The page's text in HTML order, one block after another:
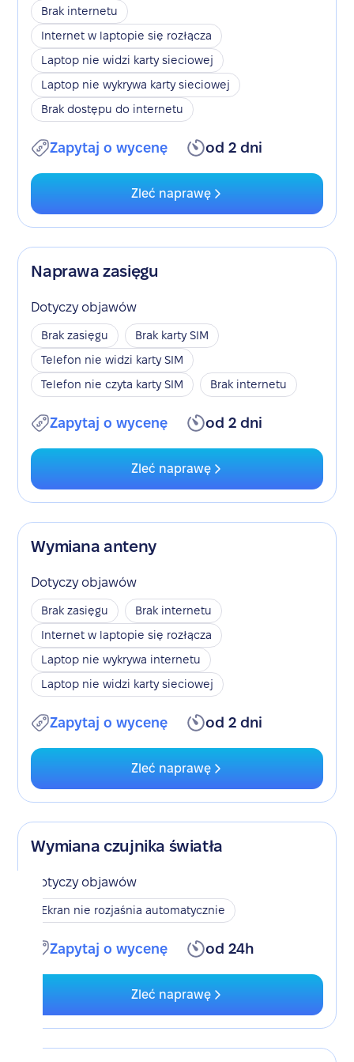
Brak internetu
Internet w laptopie się rozłącza
Laptop nie widzi karty sieciowej
Laptop nie wykrywa karty sieciowej
Brak dostępu do internetu
Zapytaj o wycenę od 2 dni
Zleć naprawę
Naprawa zasięgu
Dotyczy objawów
Brak zasięgu
Brak karty SIM
Telefon nie widzi karty SIM
Telefon nie czyta karty SIM
Brak internetu
Zapytaj o wycenę od 2 dni
Zleć naprawę
Wymiana anteny
Dotyczy objawów
Brak zasięgu
Brak internetu
Internet w laptopie się rozłącza
Laptop nie wykrywa internetu
Laptop nie widzi karty sieciowej
Zapytaj o wycenę od 2 dni
Zleć naprawę
Wymiana czujnika światła
Dotyczy objawów
Ekran nie rozjaśnia automatycznie
Zapytaj o wycenę od 24h
Zleć naprawę